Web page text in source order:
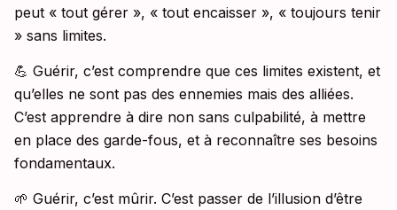
peut « tout gérer », « tout encaisser », « toujours tenir
» sans limites.
💪 Guérir, c’est comprendre que ces limites existent, et
qu’elles ne sont pas des ennemies mais des alliées.
C’est apprendre à dire non sans culpabilité, à mettre
en place des garde-fous, et à reconnaître ses besoins
fondamentaux.
🌱 Guérir, c’est mûrir. C’est passer de l’illusion d’être